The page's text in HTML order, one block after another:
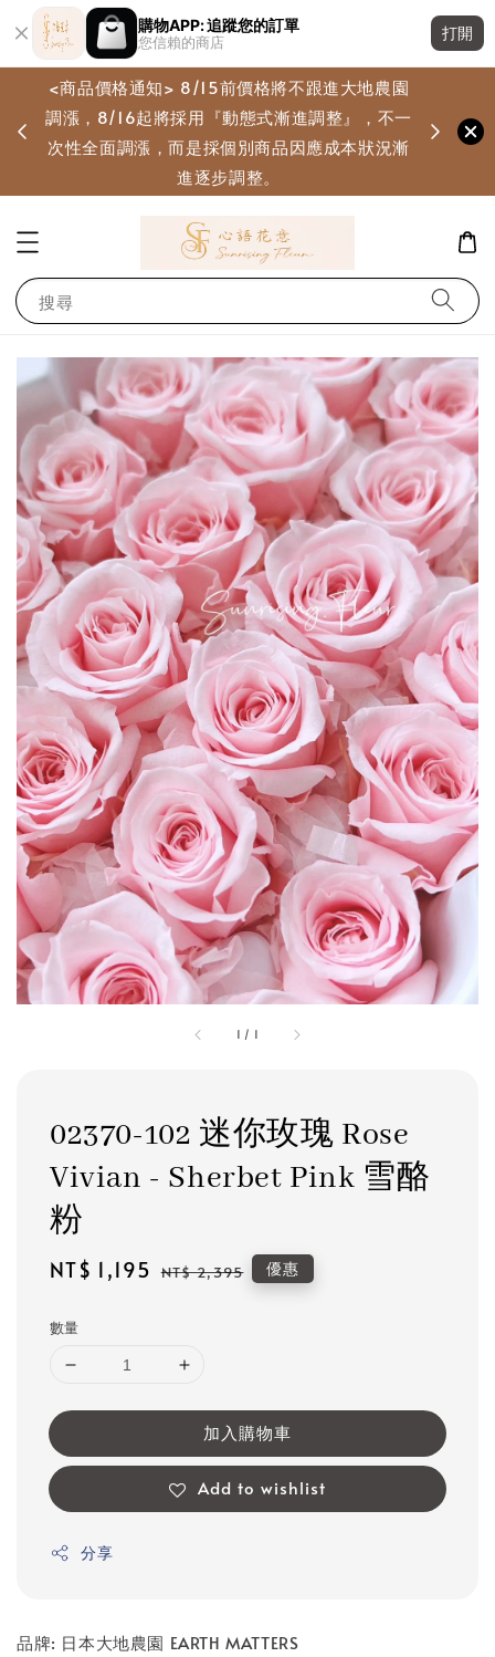
購物APP: 追蹤您的訂單
您信賴的商店
打開
<商品價格通知> 8/15前價格將不跟進大地農園
調漲，8/16起將採用『動態式漸進調整』，不一
次性全面調漲，而是採個別商品因應成本狀況漸
進逐步調整。
搜尋
1 / 1
02370-102 迷你玫瑰 Rose
Vivian - Sherbet Pink 雪酪
粉
Sale
NT$ 1,195 Regular
NT$ 2,395 優惠
數量
加入購物車
Add to wishlist
分享
品牌: 日本大地農園 EARTH MATTERS